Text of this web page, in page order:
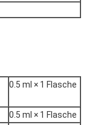
0.5 ml × 1 Flasche
0.5 ml × 1 Flasche